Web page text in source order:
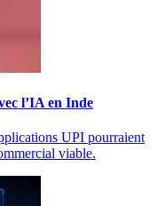
l’IA en Inde
UPI pourraient
viable.